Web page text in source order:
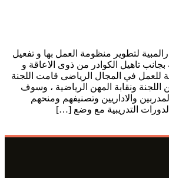
لتطوير منظومة العمل بها و تفعيل
بجانب تاهيل الكوادر من ذوى الاعاقة و
للعمل في المجال الرياضى قامت اللجنة
اللجنة ونقابة المهن الرياضية ، وسوف
والاداريين وتصنيفهم ومنحهم
التدريبية مع وضع […]